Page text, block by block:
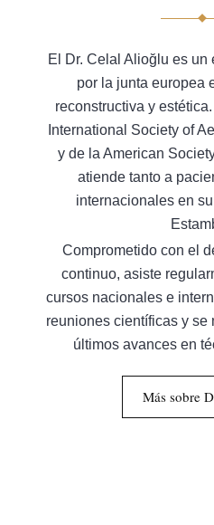
El Dr. Celal Alioğlu es
por la junta europea
reconstructiva y
International Society of
y de la American
atiende tanto a
internacionales en
Comprometido con el
continuo, asiste
cursos nacionales e
reuniones científicas y se
últimos avances en
Más sobre